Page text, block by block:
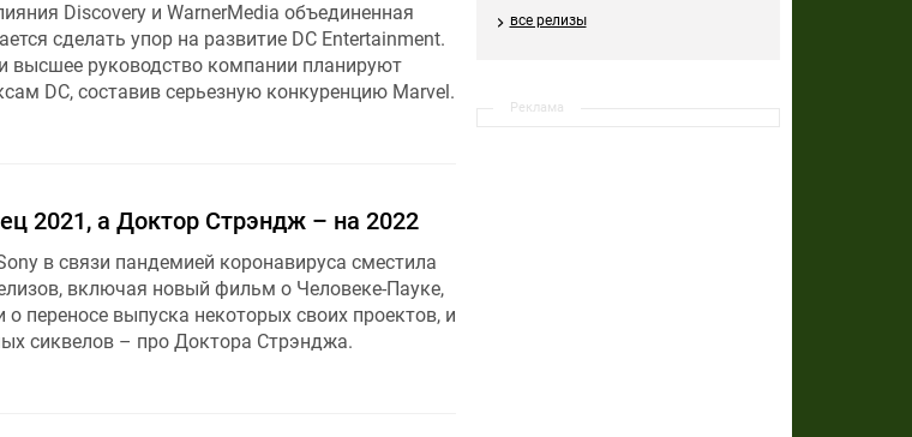
все релизы
Реклама
Discovery и WarnerMedia объединенная
сделать упор на развитие DC Entertainment.
высшее руководство компании планируют
DC, составив серьезную конкуренцию Marvel.
2021, а Доктор Стрэндж – на 2022
в связи пандемией коронавируса сместила
включая новый фильм о Человеке-Пауке,
переносе выпуска некоторых своих проектов, и
сиквелов – про Доктора Стрэнджа.